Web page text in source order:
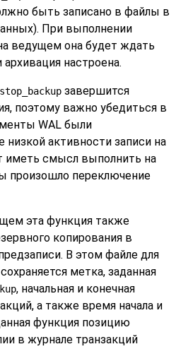
быть записано в файлы в
При выполнении
ведущем она будет ждать
настроена.
завершится
поэтому важно убедиться в
WAL были
низкой активности записи на
смысл выполнить на
произошло переключение
эта функция также
копирования в
В этом файле для
метка, заданная
, начальная и конечная
а также время начала и
функция позицию
в журнале транзакций